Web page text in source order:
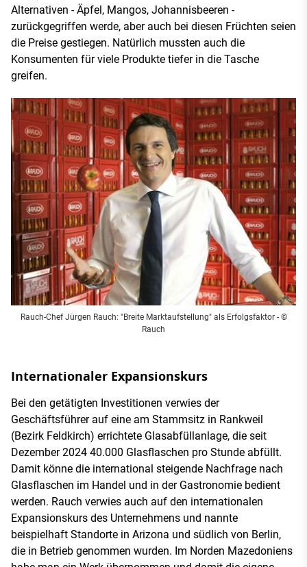
Alternativen - Äpfel, Mangos, Johannisbeeren -
zurückgegriffen werde, aber auch bei diesen Früchten seien
die Preise gestiegen. Natürlich mussten auch die
Konsumenten für viele Produkte tiefer in die Tasche
greifen.
Rauch-Chef Jürgen Rauch: "Breite Marktaufstellung" als Erfolgsfaktor - ©
Rauch
Internationaler Expansionskurs
Bei den getätigten Investitionen verwies der
Geschäftsführer auf eine am Stammsitz in Rankweil
(Bezirk Feldkirch) errichtete Glasabfüllanlage, die seit
Dezember 2024 40.000 Glasflaschen pro Stunde abfüllt.
Damit könne die international steigende Nachfrage nach
Glasflaschen im Handel und in der Gastronomie bedient
werden. Rauch verwies auch auf den internationalen
Expansionskurs des Unternehmens und nannte
beispielhaft Standorte in Arizona und südlich von Berlin,
die in Betrieb genommen wurden. Im Norden Mazedoniens